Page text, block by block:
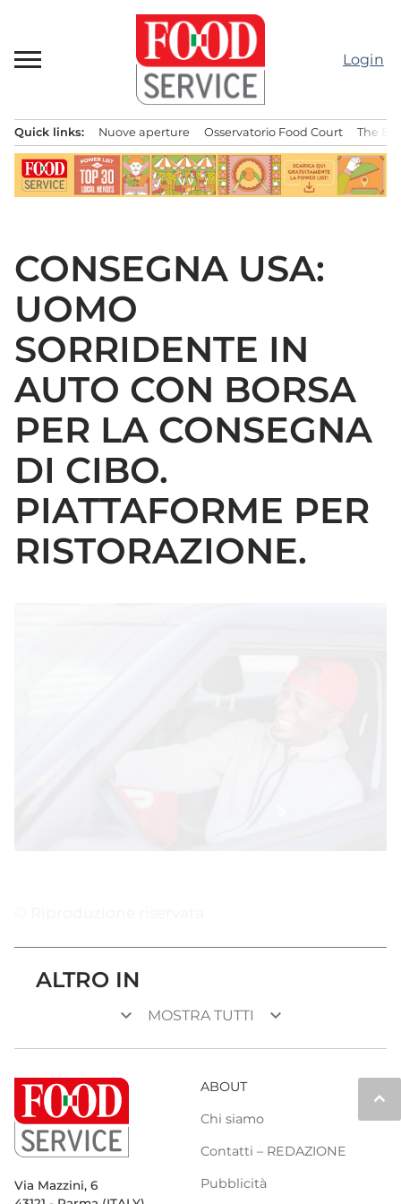
contenuto
Login
principale
Quick links: Nuove aperture Osservatorio Food Court The
CONSEGNA USA:
UOMO
SORRIDENTE IN
AUTO CON BORSA
PER LA CONSEGNA
DI CIBO.
PIATTAFORME PER
RISTORAZIONE.
ALTRO IN
keyboard_arrow_down MOSTRA TUTTI keyboard_arrow_down
keyboard_arrow_up
Via Mazzini, 6
ABOUT
Chi siamo
Contatti – REDAZIONE
Pubblicità